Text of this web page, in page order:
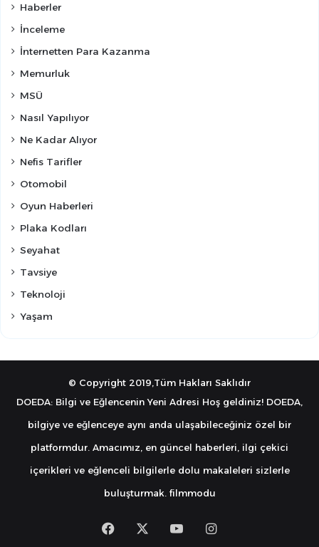
Haberler
İnceleme
İnternetten Para Kazanma
Memurluk
MSÜ
Nasıl Yapılıyor
Ne Kadar Alıyor
Nefis Tarifler
Otomobil
Oyun Haberleri
Plaka Kodları
Seyahat
Tavsiye
Teknoloji
Yaşam
© Copyright 2019,Tüm Hakları Saklıdır
DOEDA: Bilgi ve Eğlencenin Yeni Adresi Hoş geldiniz! DOEDA,
bilgiye ve eğlenceye aynı anda ulaşabileceğiniz özel bir
platformdur. Amacımız, en güncel haberleri, ilgi çekici
içerikleri ve eğlenceli bilgilerle dolu makaleleri sizlerle
buluşturmak. filmmodu
FacebookYouTubeInstagram